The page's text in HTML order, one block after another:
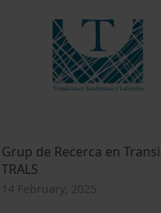
Grup de Recerca en
TRALS
14 February, 2025